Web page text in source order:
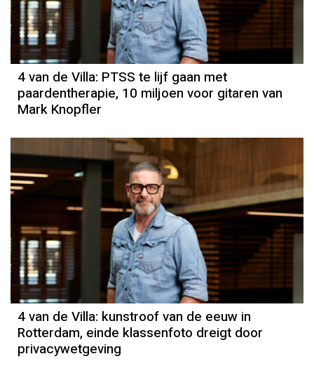
4 van de Villa: PTSS te lijf gaan met
paardentherapie, 10 miljoen voor gitaren van
Mark Knopfler
4 van de Villa: kunstroof van de eeuw in
Rotterdam, einde klassenfoto dreigt door
privacywetgeving